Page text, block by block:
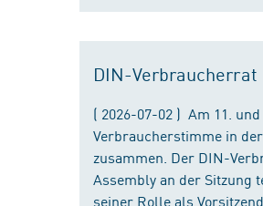
DIN-Verbraucherrat
( 2026-07-02 ) Am 11.
Verbraucherstimme in
zusammen. Der DIN-
Assembly an der Sitzung
seiner Rolle als